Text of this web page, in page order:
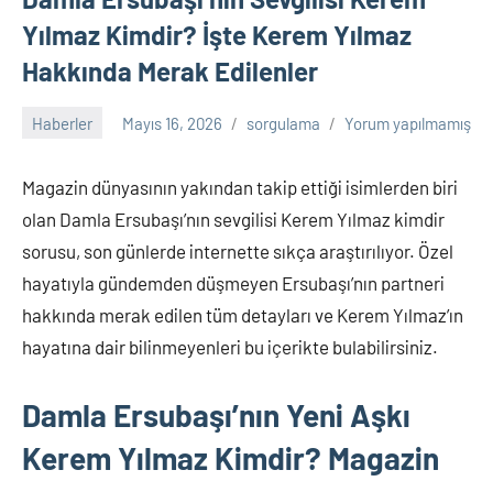
trafik
cezası,
plaka
cezası
sorgulama,
bilet
sorgulama,
sorgulama
birçok
bilgiyi
Yılmaz Kimdir? İşte Kerem Yılmaz
Hakkında Merak Edilenler
Haberler Mayıs 16, 2026 sorgulama Yorum yapılmamış
Magazin dünyasının yakından takip ettiği isimlerden biri
olan Damla Ersubaşı’nın sevgilisi Kerem Yılmaz kimdir
sorusu, son günlerde internette sıkça araştırılıyor. Özel
hayatıyla gündemden düşmeyen Ersubaşı’nın partneri
hakkında merak edilen tüm detayları ve Kerem Yılmaz’ın
hayatına dair bilinmeyenleri bu içerikte bulabilirsiniz.
Damla Ersubaşı’nın Yeni Aşkı
Kerem Yılmaz Kimdir? Magazin